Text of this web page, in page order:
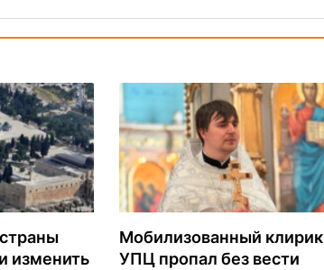
изменить
Мобилизованный клирик
УПЦ пропал без вести